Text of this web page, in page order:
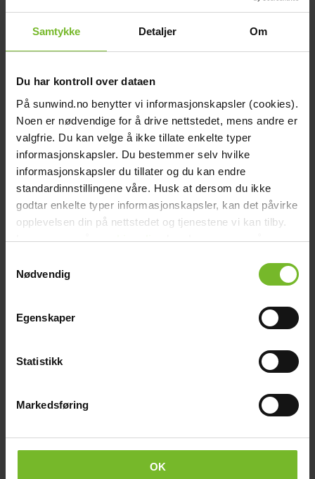
Samtykke Detaljer Om
Du har kontroll over dataen
På sunwind.no benytter vi informasjonskapsler (cookies).
Noen er nødvendige for å drive nettstedet, mens andre er
valgfrie. Du kan velge å ikke tillate enkelte typer
informasjonskapsler. Du bestemmer selv hvilke
informasjonskapsler du tillater og du kan endre
standardinnstillingene våre. Husk at dersom du ikke
godtar enkelte typer informasjonskapsler, kan det påvirke
opplevelsen din på nettstedet og tjenestene vi kan tilby.
Les mer om vårcookiepolicyher. Les mer om våre
Nødvendig
Egenskaper
Statistikk
Markedsføring
OK
När du beställer på nätet
Click & Collect
Fraktfritt till våra återförsäljare
Få varorna först, betala sen
Teknisk data
Recensioner
Frakt och villkor
Beställningsvara. 5-10 leveransdagar.
fasbalansering kräver mer uppmärksamhet.